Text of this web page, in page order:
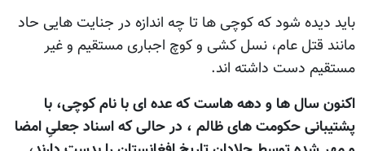
باید دیده شود که کوچی ها تا چه اندازه در جنایت هایی حاد
مانند قتل عام، نسل کشی و کوچ اجباری مستقیم و غیر
مستقیم دست داشته اند.
اکنون سال ها و دهه هاست که عده ای با نام کوچی، با
پشتیبانی حکومت های ظالم ، در حالی که اسناد جعلیِ امضا